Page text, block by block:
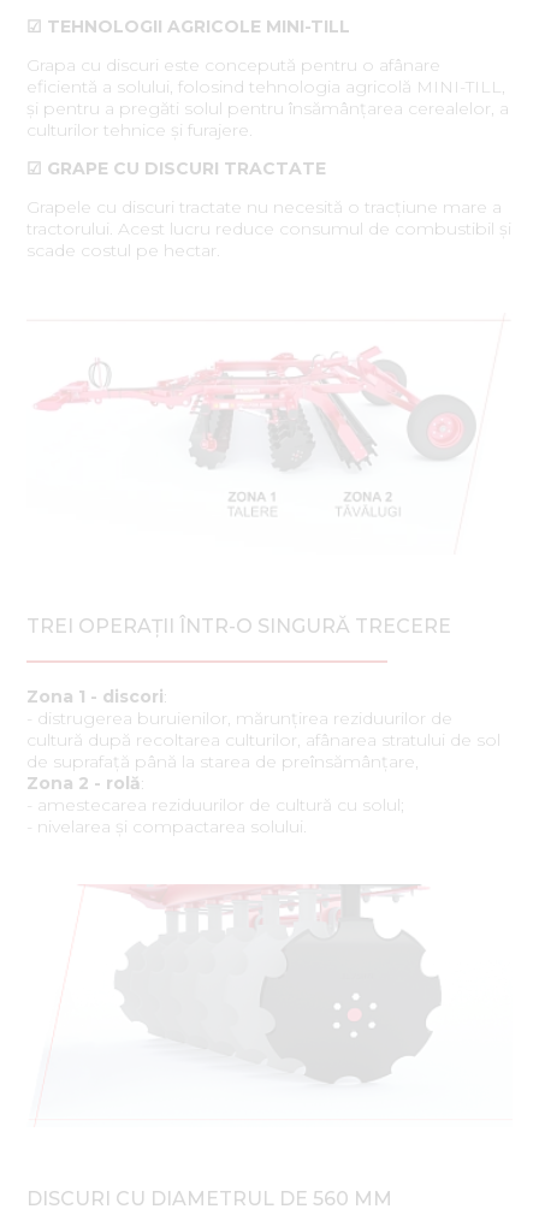
☑ TEHNOLOGII AGRICOLE MINI-TILL
Grapa cu discuri este concepută pentru o afânare
eficientă a solului, folosind tehnologia agricolă MINI-TILL,
și pentru a pregăti solul pentru însămânțarea cerealelor, a
culturilor tehnice și furajere.
☑ GRAPE CU DISCURI TRACTATE
Grapele cu discuri tractate nu necesită o tracțiune mare a
tractorului. Acest lucru reduce consumul de combustibil și
scade costul pe hectar.
TREI OPERAȚII ÎNTR-O SINGURĂ TRECERE
Zona 1 - discori:
- distrugerea buruienilor, mărunțirea reziduurilor de
cultură după recoltarea culturilor, afânarea stratului de sol
de suprafață până la starea de preînsămânțare,
Zona 2 - rolă:
- amestecarea reziduurilor de cultură cu solul;
- nivelarea și compactarea solului.
DISCURI CU DIAMETRUL DE 560 MM